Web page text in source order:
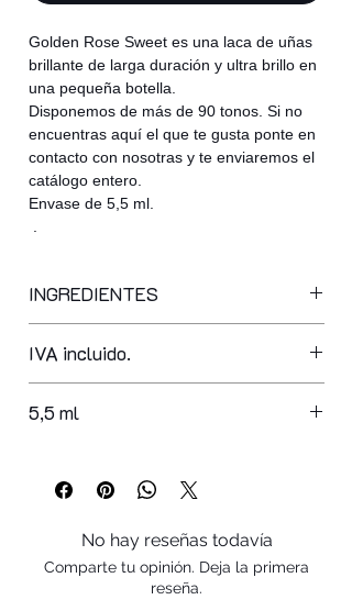
Golden Rose Sweet es una laca de uñas
brillante de larga duración y ultra brillo en
una pequeña botella.
Disponemos de más de 90 tonos. Si no
encuentras aquí el que te gusta ponte en
contacto con nosotras y te enviaremos el
catálogo entero.
Envase de 5,5 ml.
INGREDIENTES
nitrocellulose, adipic acid/neopentyl
glycol/trimellitic anhydride copolymer,
acetyl tributyl citrate, isopropyl
IVA incluido.
5,5 ml
No hay reseñas todavía
Comparte tu opinión. Deja la primera
reseña.